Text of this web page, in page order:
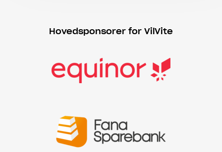
Hovedsponsorer for VilVite